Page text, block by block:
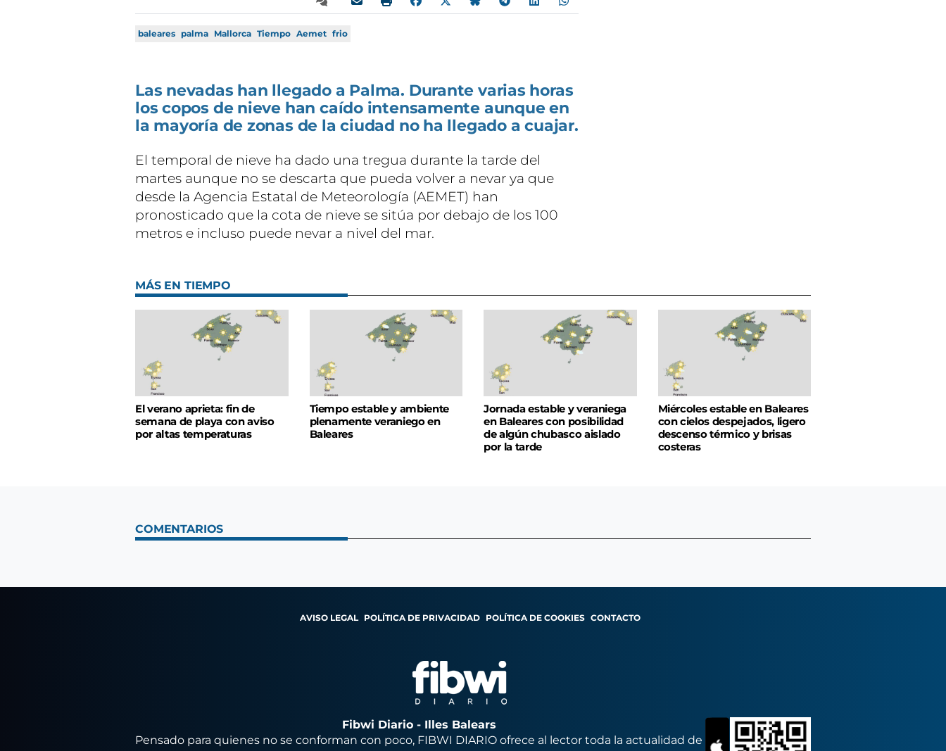
baleares palma Mallorca Tiempo Aemet frio
Las nevadas han llegado a Palma. Durante varias horas
los copos de nieve han caído intensamente aunque en
la mayoría de zonas de la ciudad no ha llegado a cuajar.
El temporal de nieve ha dado una tregua durante la tarde del
martes aunque no se descarta que pueda volver a nevar ya que
desde la Agencia Estatal de Meteorología (AEMET) han
pronosticado que la cota de nieve se sitúa por debajo de los 100
metros e incluso puede nevar a nivel del mar.
MÁS EN TIEMPO
El verano aprieta: fin de
semana de playa con aviso
por altas temperaturas
Tiempo estable y ambiente
plenamente veraniego en
Baleares
Jornada estable y veraniega
en Baleares con posibilidad
de algún chubasco aislado
por la tarde
Miércoles estable en Baleares
con cielos despejados, ligero
descenso térmico y brisas
costeras
COMENTARIOS
AVISO LEGAL POLÍTICA DE PRIVACIDAD POLÍTICA DE COOKIES CONTACTO
Fibwi Diario - Illes Balears
Pensado para quienes no se conforman con poco, FIBWI DIARIO ofrece al lector toda la actualidad de